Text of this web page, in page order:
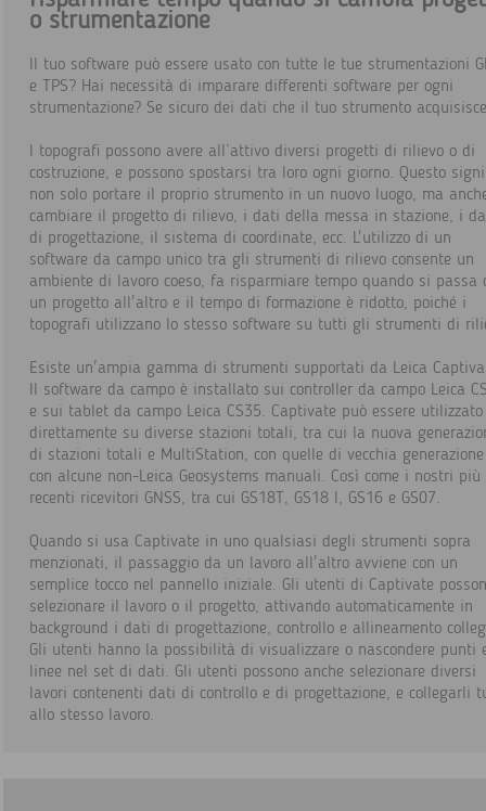
o strumentazione
Il tuo software può essere usato con tutte le tue strumentazioni
e TPS? Hai necessità di imparare differenti software per ogni
strumentazione? Se sicuro dei dati che il tuo strumento
I topografi possono avere all’attivo diversi progetti di rilievo o di
costruzione, e possono spostarsi tra loro ogni giorno. Questo
non solo portare il proprio strumento in un nuovo luogo, ma
cambiare il progetto di rilievo, i dati della messa in stazione, i
di progettazione, il sistema di coordinate, ecc. L'utilizzo di un
software da campo unico tra gli strumenti di rilievo consente un
ambiente di lavoro coeso, fa risparmiare tempo quando si passa
un progetto all'altro e il tempo di formazione è ridotto, poiché i
topografi utilizzano lo stesso software su tutti gli strumenti di
Esiste un'ampia gamma di strumenti supportati da Leica
Il software da campo è installato sui controller da campo Leica
e sui tablet da campo Leica CS35. Captivate può essere utilizzato
direttamente su diverse stazioni totali, tra cui la nuova
di stazioni totali e MultiStation, con quelle di vecchia
con alcune non-Leica Geosystems manuali. Così come i nostri più
recenti ricevitori GNSS, tra cui GS18T, GS18 I, GS16 e GS07.
Quando si usa Captivate in uno qualsiasi degli strumenti sopra
menzionati, il passaggio da un lavoro all'altro avviene con un
semplice tocco nel pannello iniziale. Gli utenti di Captivate
selezionare il lavoro o il progetto, attivando automaticamente in
background i dati di progettazione, controllo e allineamento
Gli utenti hanno la possibilità di visualizzare o nascondere punti
linee nel set di dati. Gli utenti possono anche selezionare diversi
lavori contenenti dati di controllo e di progettazione, e collegarli
allo stesso lavoro.